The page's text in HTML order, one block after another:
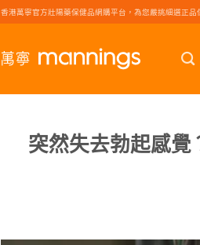
香港萬寧官方壯陽藥保健品網購平台，為您嚴挑細選正品
突然失去勃起感覺